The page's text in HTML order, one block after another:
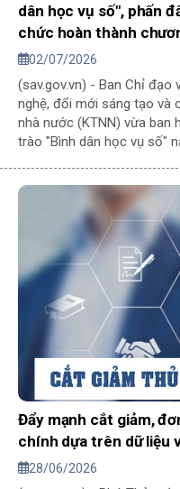
dân học vụ số", phấn
chức hoàn thành
số02/07/2026
(sav.gov.vn) - Ban Chỉ đạo
nghệ, đổi mới sáng tạo và
nhà nước (KTNN) vừa ban
trào "Bình dân học vụ số"
trong hoạt động của Ngành.
Đẩy mạnh cắt giảm,
chính dựa trên dữ liệu
28/06/2026